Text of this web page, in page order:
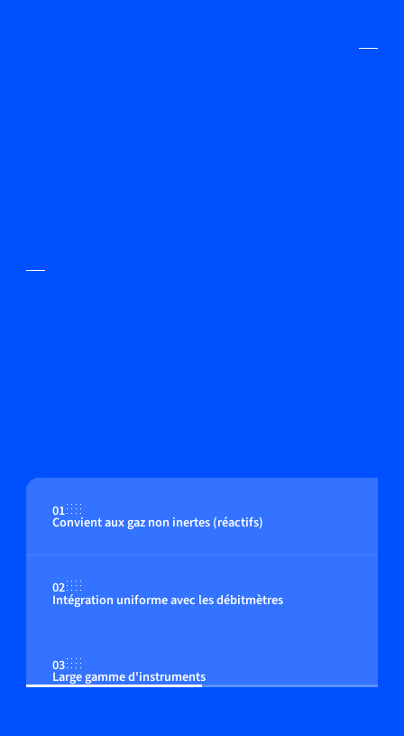
01
Convient aux gaz non inertes (réactifs)
02
Intégration uniforme avec les débitmètres
03
Large gamme d'instruments